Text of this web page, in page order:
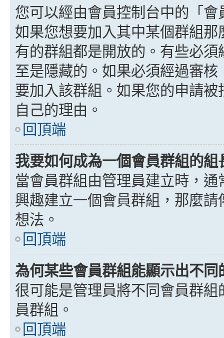
您可以經由會員控制台中的「
如果您想要加入其中某個群組
有的群組都是開放的。有些必
至是隱藏的。如果必須經過審
要加入該群組。如果您的申請
自己的理由。
回頂端
我要如何成為一個會員群組的組
當會員群組由管理員建立時，
興趣建立一個會員群組，那麼
想法。
回頂端
為何某些會員群組能顯示出不同
很可能是管理員將不同會員群
員群組。
回頂端